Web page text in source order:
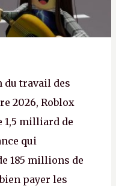
travail des
2026, Roblox
1,5 milliard de
qui
185 millions de
payer les